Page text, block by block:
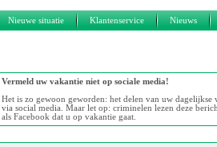
Nieuwe situatie Klantenservice Nieuws
Vermeld uw vakantie niet op sociale media!
Het is zo gewoon geworden: het delen van uw dagelijkse
via social media. Maar let op: criminelen lezen deze
als Facebook dat u op vakantie gaat.